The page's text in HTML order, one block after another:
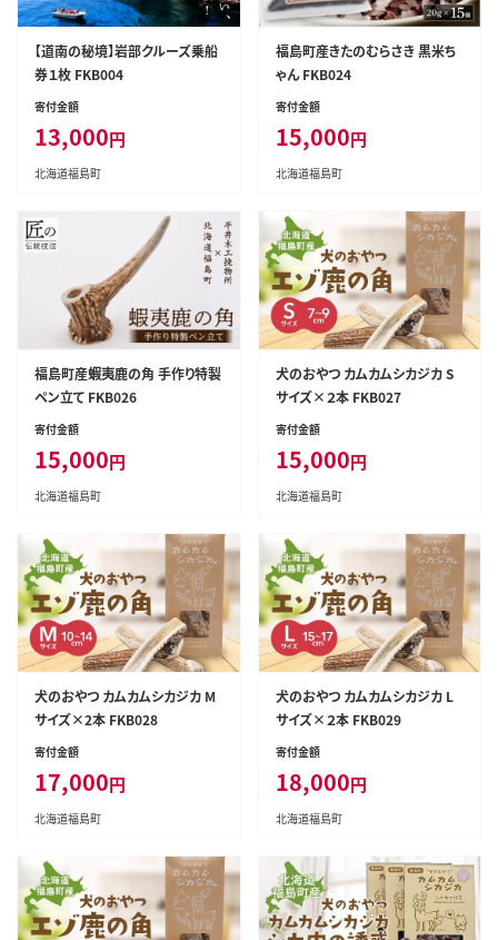
【道南の秘境】岩部クルーズ乗船
券１枚 FKB004
寄付金額
13,000円
北海道福島町
福島町産きたのむらさき 黒米ち
ゃん FKB024
寄付金額
15,000円
北海道福島町
福島町産蝦夷鹿の角 手作り特製
ペン立て FKB026
寄付金額
15,000円
北海道福島町
犬のおやつ カムカムシカジカ S
サイズ×２本 FKB027
寄付金額
15,000円
北海道福島町
犬のおやつ カムカムシカジカ M
サイズ×2本 FKB028
寄付金額
17,000円
北海道福島町
犬のおやつ カムカムシカジカ L
サイズ×２本 FKB029
寄付金額
18,000円
北海道福島町